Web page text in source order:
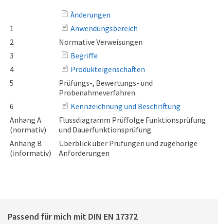
Änderungen
1
Anwendungsbereich
2
Normative Verweisungen
3
Begriffe
4
Produkteigenschaften
5
Prüfungs-, Bewertungs- und
Probenahmeverfahren
6
Kennzeichnung und Beschriftung
Anhang A
(normativ)
Flussdiagramm Prüffolge Funktionsprüfung
und Dauerfunktionsprüfung
Anhang B
(informativ)
Überblick über Prüfungen und zugehörige
Anforderungen
Passend für mich mit DIN EN 17372